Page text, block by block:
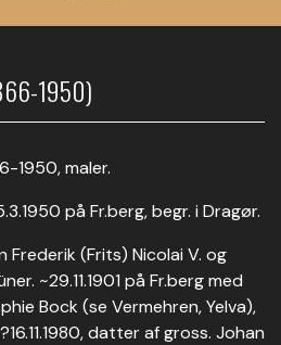
1950)
1950, maler.
på Fr.berg, begr. i Dragør.
(Frits) Nicolai V. og
~29.11.1901 på Fr.berg med
Bock (se Vermehren, Yelva),
datter af gross. Johan